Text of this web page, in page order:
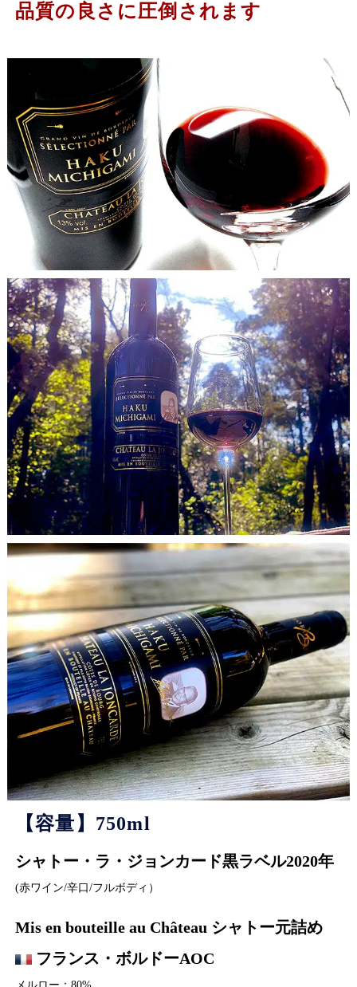
品質の良さに圧倒されます
【容量】750ml
シャトー・ラ・ジョンカード黒ラベル2020年
(赤ワイン/辛口/フルボディ）
Mis en bouteille au Château シャトー元詰め
フランス・ボルドーAOC